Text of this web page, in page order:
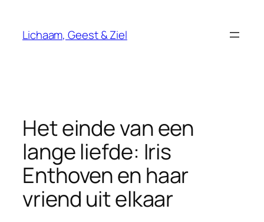
Lichaam, Geest & Ziel
Het einde van een
lange liefde: Iris
Enthoven en haar
vriend uit elkaar